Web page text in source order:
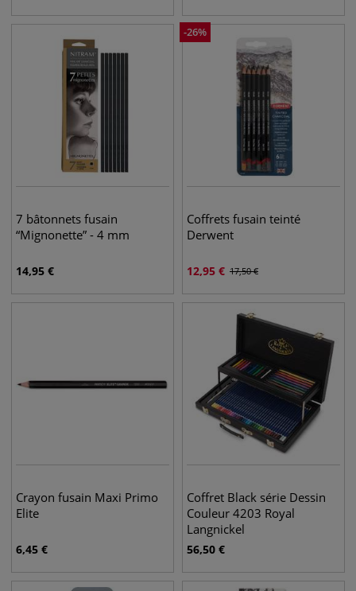
7 bâtonnets fusain
“Mignonette” - 4 mm
14,95 €
-26%
Coffrets fusain teinté
Derwent
12,95 € 17,50€
Crayon fusain Maxi Primo
Elite
6,45 €
Coffret Black série Dessin
Couleur 4203 Royal
Langnickel
56,50 €